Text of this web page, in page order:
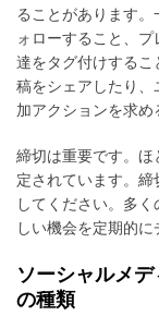
ることがあります
ォローすること、
達をタグ付けする
稿をシェアしたり、
加アクションを求め
締切は重要です。
定されています。
してください。多
しい機会を定期的に
ソーシャルメ
の種類